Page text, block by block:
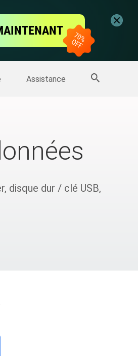
Assistance
de produits
disque dur / clé USB,